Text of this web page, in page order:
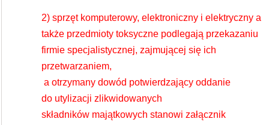
2) sprzęt komputerowy, elektroniczny i elektryczny a
także przedmioty toksyczne podlegają przekazaniu
firmie specjalistycznej, zajmującej się ich
przetwarzaniem,
a otrzymany dowód potwierdzający oddanie
do utylizacji zlikwidowanych
składników majątkowych stanowi załącznik